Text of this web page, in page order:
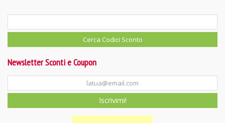
Newsletter Sconti e Coupon
Iscrivimi!